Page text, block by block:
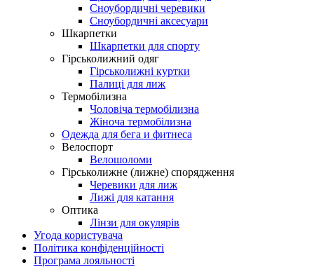
Сноубордичні черевики
Сноубордичні аксесуари
Шкарпетки
Шкарпетки для спорту
Гірськолижний одяг
Гірськолижні куртки
Палиці для лиж
Термобілизна
Чоловіча термобілизна
Жіноча термобілизна
Одежда для бега и фитнеса
Велоспорт
Велошоломи
Гірськолижне (лижне) спорядження
Черевики для лиж
Лижі для катання
Оптика
Лінзи для окулярів
Угода користувача
Політика конфіденційності
Програма лояльності